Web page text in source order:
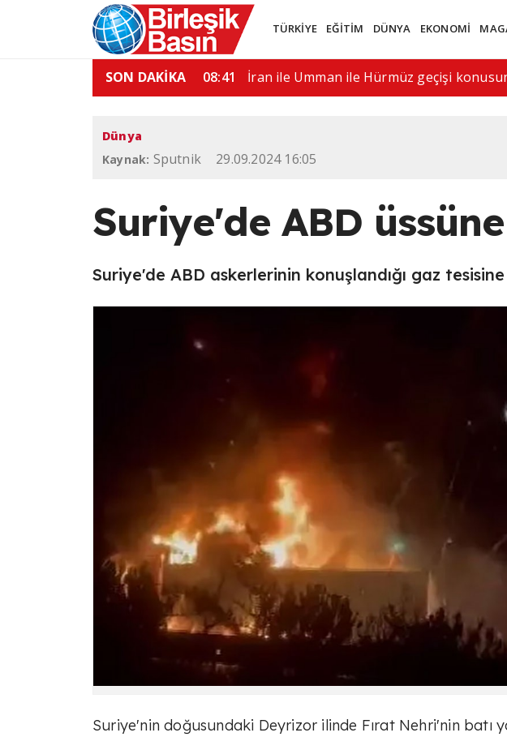
TÜRKİYE EĞİTİM DÜNYA EKONOMİ
SON DAKİKA
Quirno, Brezilya'dan… 08:00 "Ülkemdeki seçim sürecine saygı
Dünya
Kaynak: Sputnik 29.09.2024 16:05
Suriye'de ABD
Suriye'de ABD askerlerinin konuşlandığı gaz
Suriye'nin doğusundaki Deyrizor ilinde Fırat Nehri'nin batı